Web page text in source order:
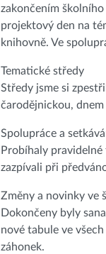
zakončením
projektový den na
knihovně. Ve
Tematické středy
Středy jsme si
čarodějnickou,
Spolupráce a
Probíhaly
zazpívali při
Změny a novinky ve
Dokončeny byly
nové tabule ve
záhonek.